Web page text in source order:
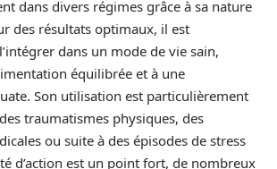
dans divers régimes grâce à sa nature
des résultats optimaux, il est
dans un mode de vie sain,
équilibrée et à une
Son utilisation est particulièrement
traumatismes physiques, des
ou suite à des épisodes de stress
d’action est un point fort, de nombreux